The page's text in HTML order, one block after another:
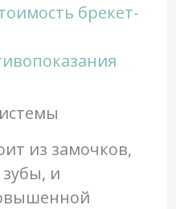
брекет-
из замочков,
и